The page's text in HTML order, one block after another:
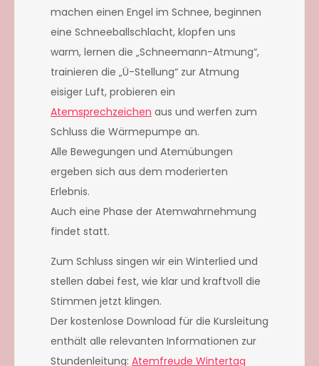
machen einen Engel im Schnee, beginnen
eine Schneeballschlacht, klopfen uns
warm, lernen die „Schneemann-Atmung“,
trainieren die „Ü-Stellung“ zur Atmung
eisiger Luft, probieren ein
Atemsprechzeichen aus und werfen zum
Schluss die Wärmepumpe an.
Alle Bewegungen und Atemübungen
ergeben sich aus dem moderierten
Erlebnis.
Auch eine Phase der Atemwahrnehmung
findet statt.
Zum Schluss singen wir ein Winterlied und
stellen dabei fest, wie klar und kraftvoll die
Stimmen jetzt klingen.
Der kostenlose Download für die Kursleitung
enthält alle relevanten Informationen zur
Stundenleitung: Atemfreude Wintertag